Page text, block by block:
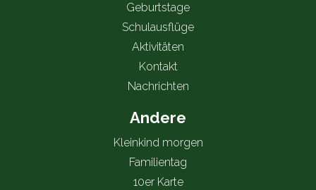
Geburtstage
Schulausflüge
Aktivitäten
Kontakt
Nachrichten
Andere
Kleinkind morgen
Familientag
10er Karte